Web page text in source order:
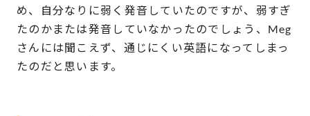
め、自分なりに弱く発音していたのですが、弱すぎ
たのかまたは発音していなかったのでしょう、Meg
さんには聞こえず、通じにくい英語になってしまっ
たのだと思います。